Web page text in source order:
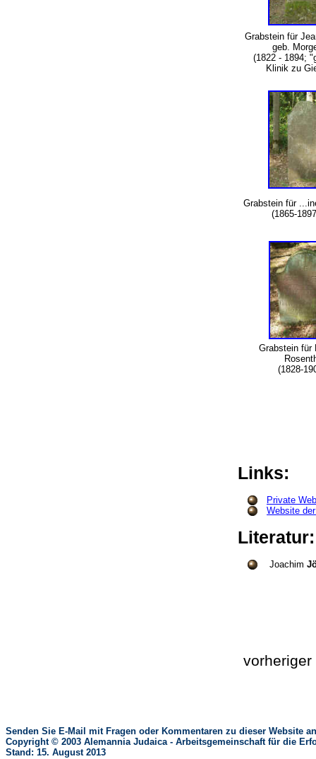
Grabstein für
geb.
(1822 - 1894;
Klinik zu
Grabstein für
(1865-
Grabstein für
(1828-
Links:
Private
Website
Joachim
Senden Sie E-Mail mit Fragen oder Kommentaren zu dieser Website
Copyright © 2003 Alemannia Judaica - Arbeitsgemeinschaft für die
Stand: 15. August 2013